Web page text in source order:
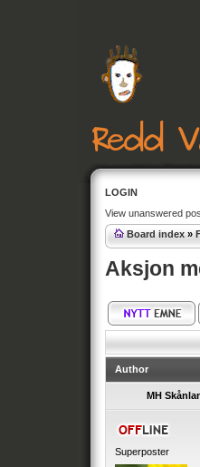
LOGIN
View unanswered
Board index »
Aksjon
Author
MH
Superposter